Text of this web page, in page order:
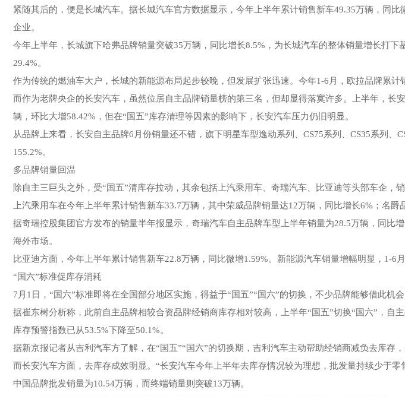
紧随其后的，便是长城汽车。据长城汽车官方数据显示，今年上半年累计销售新车49.35万辆，同
企业。
今年上半年，长城旗下哈弗品牌销量突破35万辆，同比增长8.5%，为长城汽车的整体销量增长打
29.4%。
作为传统的燃油车大户，长城的新能源布局起步较晚，但发展扩张迅速。今年1-6月，欧拉品牌累计
而作为老牌央企的长安汽车，虽然位居自主品牌销量榜的第三名，但却显得落寞许多。上半年，
辆，环比大增58.42%，但在“国五”库存清理等因素的影响下，长安汽车压力仍旧明显。
从品牌上来看，长安自主品牌6月份销量还不错，旗下明星车型逸动系列、CS75系列、CS35系列
155.2%。
多品牌销量回温
除自主三巨头之外，受“国五”清库存拉动，其余包括上汽乘用车、奇瑞汽车、比亚迪等头部车企，销
上汽乘用车在今年上半年累计销售新车33.7万辆，其中荣威品牌销量达12万辆，同比增长6%；名爵
据奇瑞控股集团官方发布的销量半年报显示，奇瑞汽车自主品牌车型上半年销量为28.5万辆，同
海外市场。
比亚迪方面，今年上半年累计销售新车22.8万辆，同比微增1.59%。新能源汽车销量增幅明显，1-6
“国六”标准促库存消耗
7月1日，“国六”标准即将在全国部分地区实施，得益于“国五”“国六”的切换，不少品牌能够借此机
据崔东树分析称，此前自主品牌相较合资品牌经销商库存相对较高，上半年“国五”切换“国六”，
库存预警指数已从53.5%下降至50.1%。
据新京报记者从吉利汽车方了解，在“国五”“国六”的切换期，吉利汽车主动帮助经销商减负去库存
而长安汽车方面，去库存成效明显。“长安汽车今年上半年去库存情况较为理想，批发量持续少于
中国品牌批发销量为10.54万辆，而终端销量则突破13万辆。